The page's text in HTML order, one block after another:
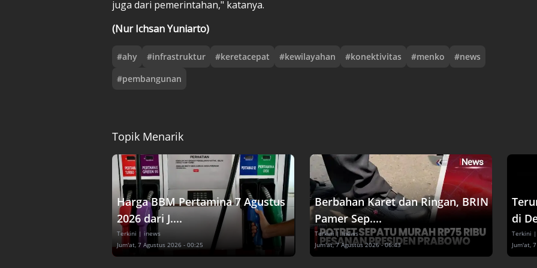
juga dari pemerintahan," katanya.
(Nur Ichsan Yuniarto)
#ahy #infrastruktur #keretacepat #kewilayahan #konektivitas #menko #news
#pembangunan
Topik Menarik
Harga BBM Pertamina 7 Agustus
2026 dari J....
Terkini | inews
Jum'at, 7 Agustus 2026 - 00:25
Berbahan Karet dan Ringan, BRIN
Pamer Sep....
Terkini | inews
Jum'at, 7 Agustus 2026 - 06:43
di
Terkini
Jum'at,